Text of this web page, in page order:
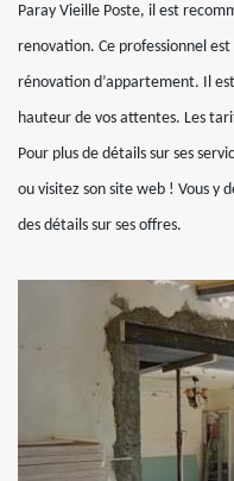
Paray Vieille Poste, il est
renovation. Ce professionnel
rénovation d’appartement. Il
hauteur de vos attentes. Les
Pour plus de détails sur ses
ou visitez son site web ! Vous y
des détails sur ses offres.